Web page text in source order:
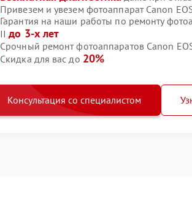
Привезем и увезем фотоаппарат Canon
Гарантия на наши работы по ремонту
IIдо 3-х лет
Срочный ремонт фотоаппаратов Canon
Скидка для вас до 20%
Консультация со специалистом